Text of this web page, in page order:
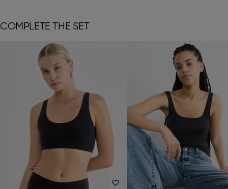
COMPLETE THE SET